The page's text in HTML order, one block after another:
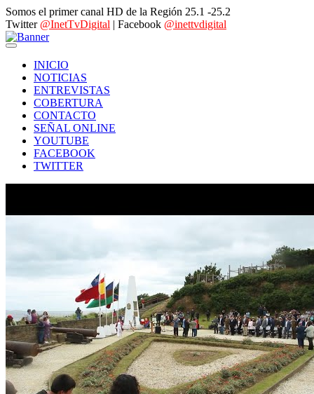
Somos el primer canal HD de la Región 25.1 -25.2
Twitter @InetTvDigital | Facebook @inettvdigital
INICIO
NOTICIAS
ENTREVISTAS
COBERTURA
CONTACTO
SEÑAL ONLINE
YOUTUBE
FACEBOOK
TWITTER